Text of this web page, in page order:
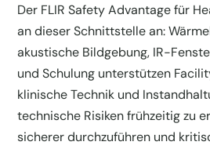
Der FLIR Safety Advantage für
an dieser Schnittstelle an:
akustische Bildgebung, IR-
und Schulung unterstützen
klinische Technik und
technische Risiken frühzeitig zu
sicherer durchzuführen und